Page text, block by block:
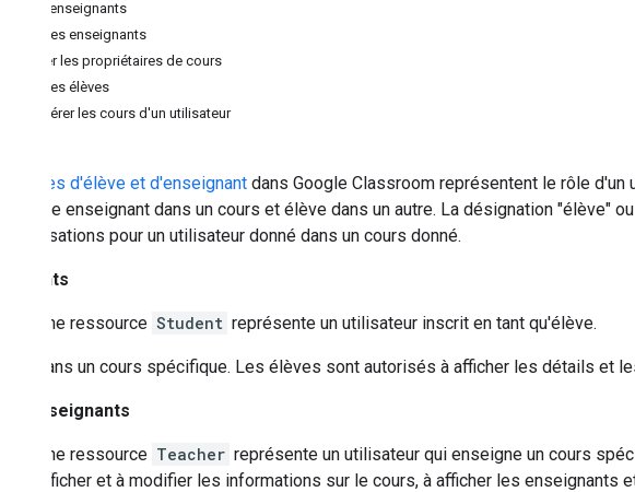
Les enseignants
Gérer les enseignants
Gérer les propriétaires de cours
Gérer les élèves
Récupérer les cours d'un utilisateur
rôles d'élève et d'enseignant dans Google Classroom représentent le rôle d'un
peut être enseignant dans un cours et élève dans un autre. La désignation "élève"
d'autorisations pour un utilisateur donné dans un cours donné.
Étudiants
Une ressource Student représente un utilisateur inscrit en tant qu'élève.
dans un cours spécifique. Les élèves sont autorisés à afficher les détails et
Les enseignants
Une ressource Teacher représente un utilisateur qui enseigne un cours
afficher et à modifier les informations sur le cours, à afficher les